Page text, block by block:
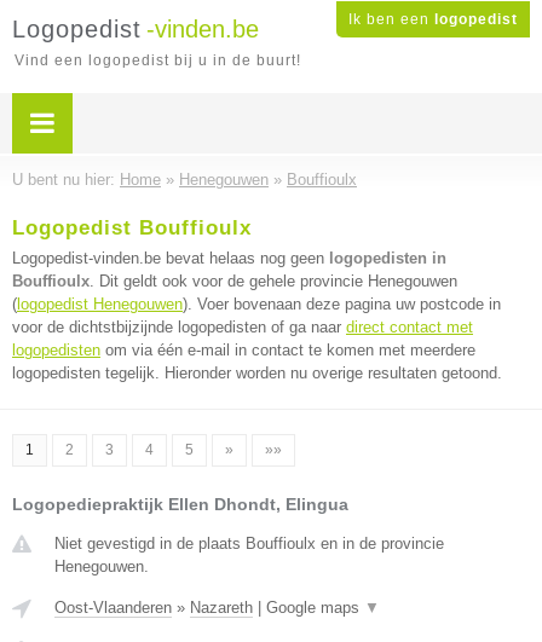
Ik ben een logopedist
Logopedist -vinden.be
Vind een logopedist bij u in de buurt!
U bent nu hier: Home » Henegouwen » Bouffioulx
Logopedist Bouffioulx
Logopedist-vinden.be bevat helaas nog geen logopedisten in
Bouffioulx. Dit geldt ook voor de gehele provincie Henegouwen
( logopedist Henegouwen). Voer bovenaan deze pagina uw postcode in
voor de dichtstbijzijnde logopedisten of ga naar direct contact met
logopedisten om via één e-mail in contact te komen met meerdere
logopedisten tegelijk. Hieronder worden nu overige resultaten getoond.
1 2 3 4 5 » »»
Logopediepraktijk Ellen Dhondt, Elingua
Niet gevestigd in de plaats Bouffioulx en in de provincie
Henegouwen.
Oost-Vlaanderen » Nazareth Google maps ▼